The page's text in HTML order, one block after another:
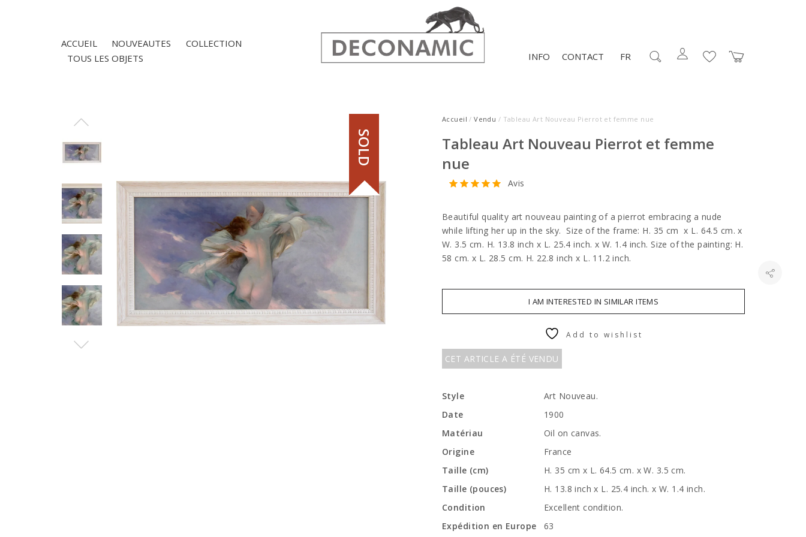
ACCUEIL NOUVEAUTES
COLLECTION
TOUS LES OBJETS
CONTACT
INFO FR
SOLD
Accueil /Vendu / Tableau Art Nouveau Pierrot et femme nue
Tableau Art Nouveau Pierrot et femme
nue
Avis
Beautiful quality art nouveau painting of a pierrot embracing a nude
while lifting her up in the sky. Size of the frame: H. 35 cm x L. 64.5 cm. x
W. 3.5 cm. H. 13.8 inch x L. 25.4 inch. x W. 1.4 inch. Size of the painting: H.
58 cm. x L. 28.5 cm. H. 22.8 inch x L. 11.2 inch.
I AM INTERESTED IN SIMILAR ITEMS
CET ARTICLE A ÉTÉ VENDU
Add to wishlist
Style
Art Nouveau.
Date
1900
Matériau
Oil on canvas.
Origine
France
Taille (cm)
H. 35 cm x L. 64.5 cm. x W. 3.5 cm.
Taille (pouces)
H. 13.8 inch x L. 25.4 inch. x W. 1.4 inch.
Condition
Excellent condition.
Expédition en Europe
63